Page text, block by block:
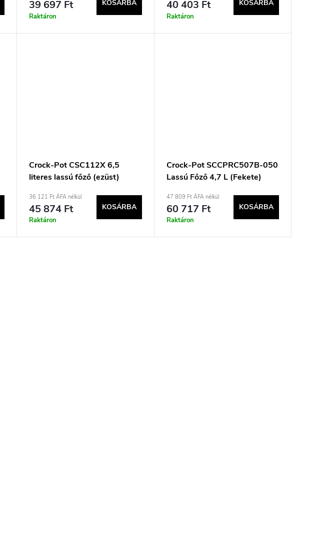
39 697 Ft
Raktáron
KOSÁRBA 40 403 Ft
Raktáron
KOSÁRBA
Crock-Pot CSC112X 6,5
literes lassú főző (ezüst)
36 121 Ft ÁFA nélkül
45 874 Ft
Raktáron
KOSÁRBA
Crock-Pot SCCPRC507B-050
Lassú Főző 4,7 L (Fekete)
47 809 Ft ÁFA nélkül
60 717 Ft
Raktáron
KOSÁRBA